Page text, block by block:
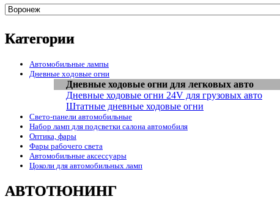
Категории
Автомобильные лампы
Дневные ходовые огни
Дневные ходовые огни для легковых авто
Дневные ходовые огни 24V для грузовых авто
Штатные дневные ходовые огни
Свето-панели автомобильные
Набор ламп для подсветки салона автомобиля
Оптика, фары
Фары рабочего света
Автомобильные аксессуары
Цоколи для автомобильных ламп
АВТОТЮНИНГ